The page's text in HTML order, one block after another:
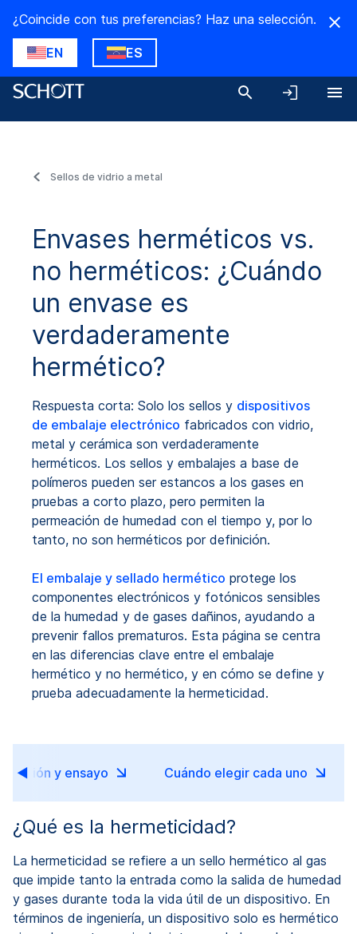
¿Coincide con tus preferencias? Haz una selección.
EN ES
Sellos de vidrio a metal
Envases herméticos vs.
no herméticos: ¿Cuándo
un envase es
verdaderamente
hermético?
Respuesta corta: Solo los sellos y dispositivos
de embalaje electrónico fabricados con vidrio,
metal y cerámica son verdaderamente
herméticos. Los sellos y embalajes a base de
polímeros pueden ser estancos a los gases en
pruebas a corto plazo, pero permiten la
permeación de humedad con el tiempo y, por lo
tanto, no son herméticos por definición.
El embalaje y sellado hermético protege los
componentes electrónicos y fotónicos sensibles
de la humedad y de gases dañinos, ayudando a
prevenir fallos prematuros. Esta página se centra
en las diferencias clave entre el embalaje
hermético y no hermético, y en cómo se define y
prueba adecuadamente la hermeticidad.
y ensayo Cuándo elegir cada uno
¿Qué es la hermeticidad?
La hermeticidad se refiere a un sello hermético al gas
que impide tanto la entrada como la salida de humedad
y gases durante toda la vida útil de un dispositivo. En
términos de ingeniería, un dispositivo solo es hermético